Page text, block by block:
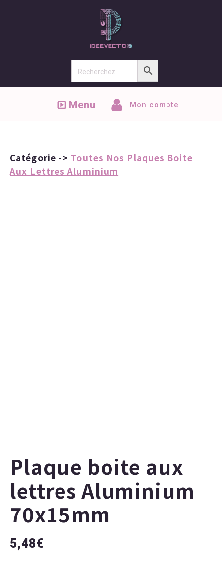
Menu Mon compte
Catégorie -> Toutes Nos Plaques Boite
Aux Lettres Aluminium
Plaque boite aux
lettres Aluminium
70x15mm
5,48€